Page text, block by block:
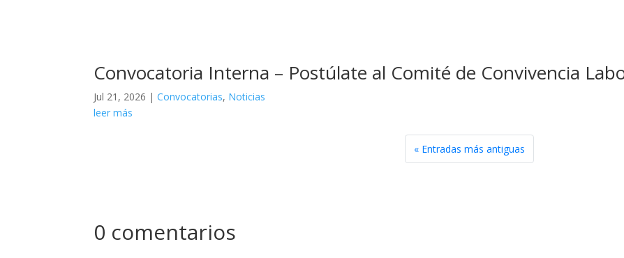
Convocatoria Interna – Postúlate al Comité de Convivencia
Jul 21, 2026 |Convocatorias, Noticias
leer más
« Entradas más antiguas
0 comentarios